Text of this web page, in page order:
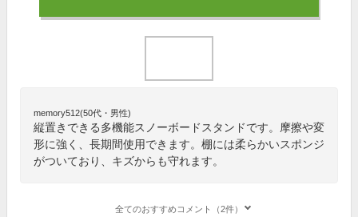
memory512(50代・男性)
縦置きできる多機能スノーボードスタンドです。摩擦や変
形に強く、長期間使用できます。棚には柔らかいスポンジ
がついており、キズからも守れます。
全てのおすすめコメント（2件）